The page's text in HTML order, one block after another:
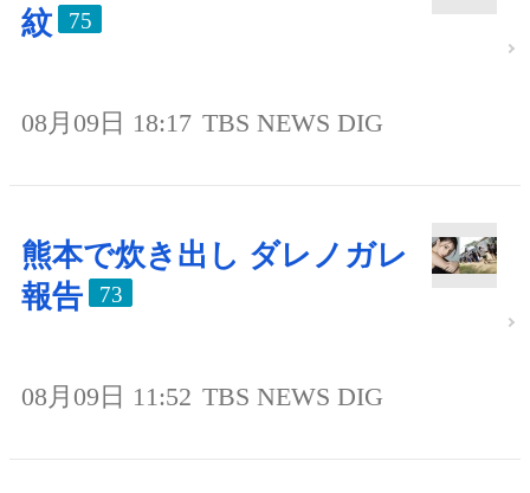
紋
75
08月09日 18:17 TBS NEWS DIG
熊本で炊き出し ダレノガレ
報告
73
08月09日 11:52 TBS NEWS DIG